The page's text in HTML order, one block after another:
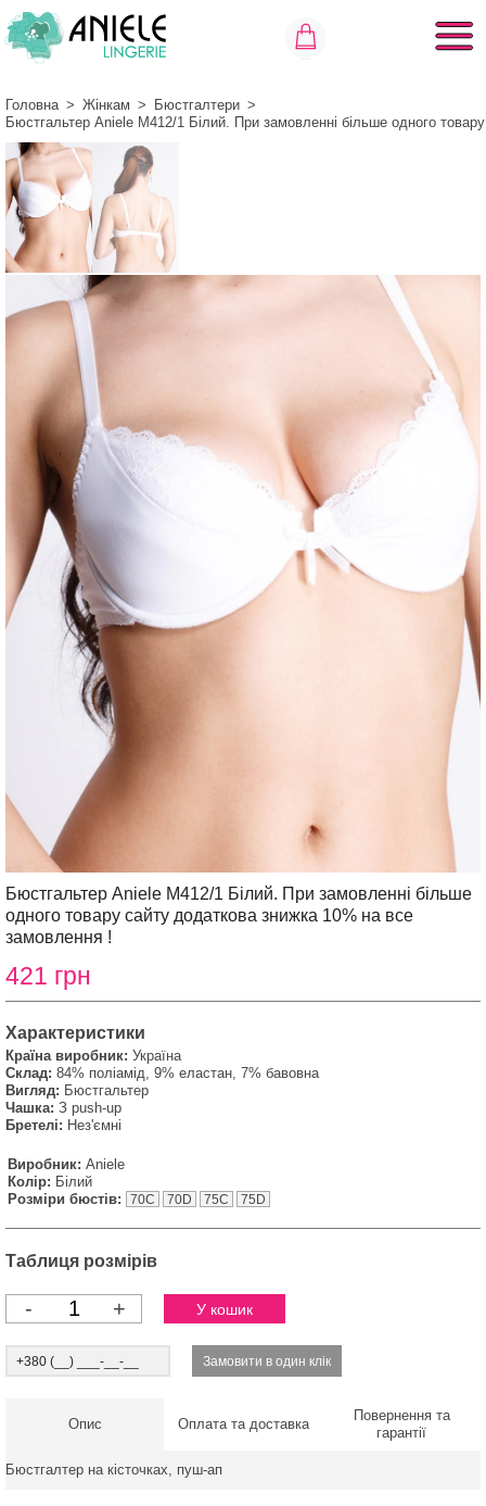
Головна > Жінкам > Бюстгалтери >
Бюстгальтер Aniele М412/1 Білий. При замовленні більше одного
Бюстгальтер Aniele М412/1 Білий. При замовленні більше
одного товару сайту додаткова знижка 10% на все
замовлення !
421 грн
Характеристики
Країна виробник: Україна
Склад: 84% поліамід, 9% еластан, 7% бавовна
Вигляд: Бюстгальтер
Чашка: З push-up
Бретелі: Нез'ємні
Виробник: Aniele
Колір: Білий
Розміри бюстів:
70C 70D 75C 75D
Таблиця розмірів
- +
Опис Оплата та доставка
Повернення та
гарантії
Бюстгалтер на кісточках, пуш-ап